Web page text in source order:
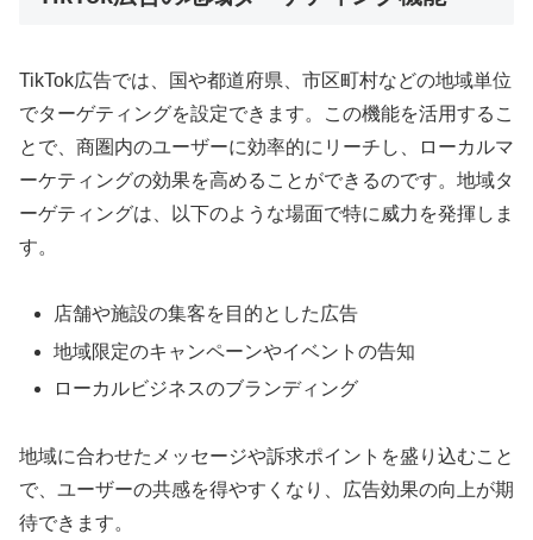
TikTok広告では、国や都道府県、市区町村などの地域単位
でターゲティングを設定できます。この機能を活用するこ
とで、商圏内のユーザーに効率的にリーチし、ローカルマ
ーケティングの効果を高めることができるのです。地域タ
ーゲティングは、以下のような場面で特に威力を発揮しま
す。
店舗や施設の集客を目的とした広告
地域限定のキャンペーンやイベントの告知
ローカルビジネスのブランディング
地域に合わせたメッセージや訴求ポイントを盛り込むこと
で、ユーザーの共感を得やすくなり、広告効果の向上が期
待できます。